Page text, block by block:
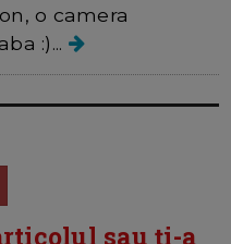
o camera
:)...
sau ți-a